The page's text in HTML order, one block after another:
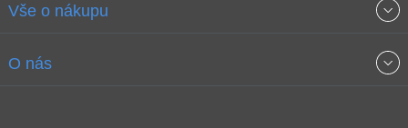
Vše o nákupu
Obchodní podmínky
O nás